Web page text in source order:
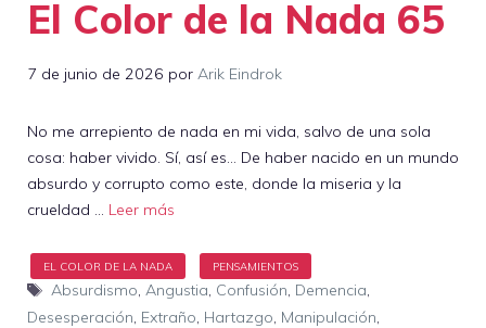
El Color de la Nada 65
7 de junio de 2026 por Arik Eindrok
No me arrepiento de nada en mi vida, salvo de una sola
cosa: haber vivido. Sí, así es… De haber nacido en un mundo
absurdo y corrupto como este, donde la miseria y la
crueldad … Leer más
Etiquetas
Absurdismo Angustia Confusión Demencia
Desesperación Extraño Hartazgo Manipulación